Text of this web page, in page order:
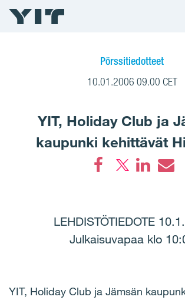
Pörssitiedotteet
10.01.2006 09.00 CET
YIT, Holiday Club ja
kaupunki kehittävät
LEHDISTÖTIEDOTE
Julkaisuvapaa klo
YIT, Holiday Club ja Jämsän